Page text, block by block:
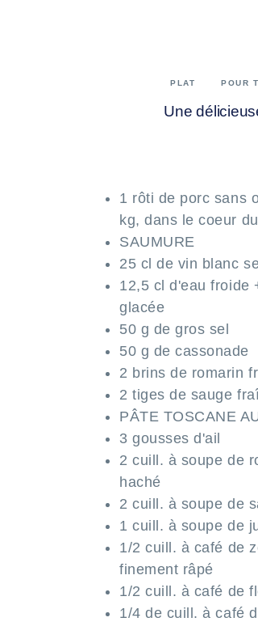
PLAT POUR
Une
1 rôti de porc sans
kg, dans le coeur
SAUMURE
25 cl de vin blanc
12,5 cl d'eau froide
glacée
50 g de gros sel
50 g de cassonade
2 brins de romarin
2 tiges de sauge
PÂTE TOSCANE
3 gousses d'ail
2 cuill. à soupe de
haché
2 cuill. à soupe de
1 cuill. à soupe de
1/2 cuill. à café de
finement râpé
1/2 cuill. à café de
1/4 de cuill. à café